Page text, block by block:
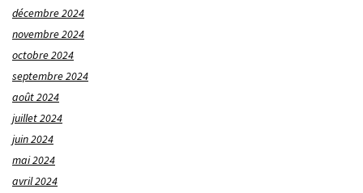
décembre 2024
novembre 2024
octobre 2024
septembre 2024
août 2024
juillet 2024
juin 2024
mai 2024
avril 2024